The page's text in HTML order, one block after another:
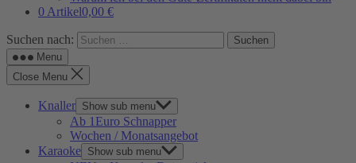
0 Artikel0,00 €
Suchen nach:
Menu
Close Menu
Knaller Show sub menu
Ab 1Euro Schnapper
Wochen / Monatsangebot
Karaoke Show sub menu